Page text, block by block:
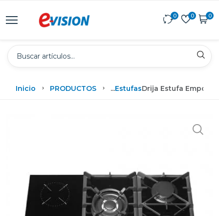
0 0 0
Inicio PRODUCTOS ...EstufasDrija Estufa